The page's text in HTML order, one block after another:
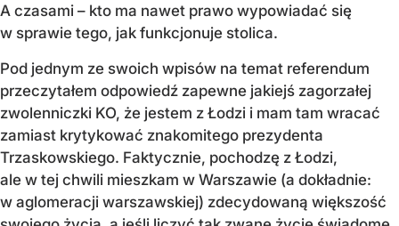
A czasami – kto ma nawet prawo wypowiadać się
w sprawie tego, jak funkcjonuje stolica.
Pod jednym ze swoich wpisów na temat referendum
przeczytałem odpowiedź zapewne jakiejś zagorzałej
zwolenniczki KO, że jestem z Łodzi i mam tam wracać
zamiast krytykować znakomitego prezydenta
Trzaskowskiego. Faktycznie, pochodzę z Łodzi,
ale w tej chwili mieszkam w Warszawie (a dokładnie:
w aglomeracji warszawskiej) zdecydowaną większość